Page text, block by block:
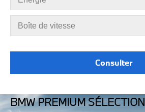
BMW PREMIUM SÉLECTION